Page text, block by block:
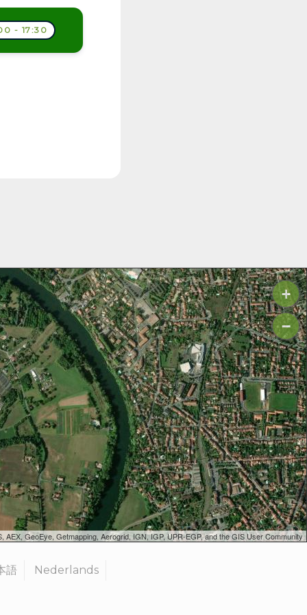
- 17:30
+
−
GeoEye, Getmapping, Aerogrid, IGN, IGP, UPR-EGP, and the GIS User Community
語
Nederlands